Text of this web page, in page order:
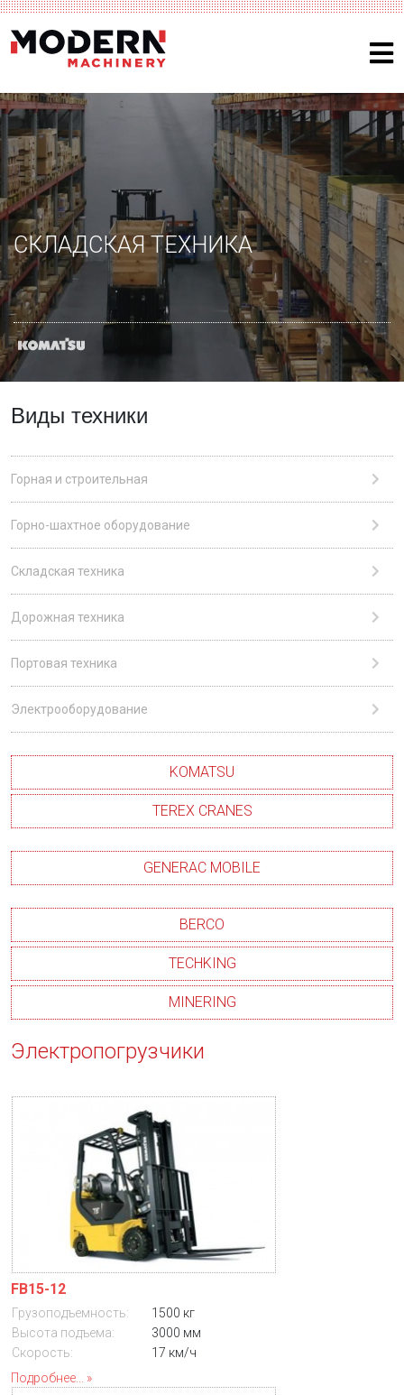
СКЛАДСКАЯ ТЕХНИКА
Виды техники
Горная и строительная
Горно-шахтное оборудование
Складская техника
Дорожная техника
Портовая техника
Электрооборудование
KOMATSU
TEREX CRANES
GENERAC MOBILE
BERCO
TECHKING
MINERING
Электропогрузчики
FB15-12
Грузоподъемность:
1500 кг
Высота подъема:
3000 мм
Скорость:
17 км/ч
Подробнее...